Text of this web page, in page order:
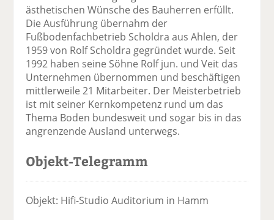
ästhetischen Wünsche des Bauherren erfüllt.
Die Ausführung übernahm der
Fußbodenfachbetrieb Scholdra aus Ahlen, der
1959 von Rolf Scholdra gegründet wurde. Seit
1992 haben seine Söhne Rolf jun. und Veit das
Unternehmen übernommen und beschäftigen
mittlerweile 21 Mitarbeiter. Der Meisterbetrieb
ist mit seiner Kernkompetenz rund um das
Thema Boden bundesweit und sogar bis in das
angrenzende Ausland unterwegs.
Objekt-Telegramm
Objekt: Hifi-Studio Auditorium in Hamm